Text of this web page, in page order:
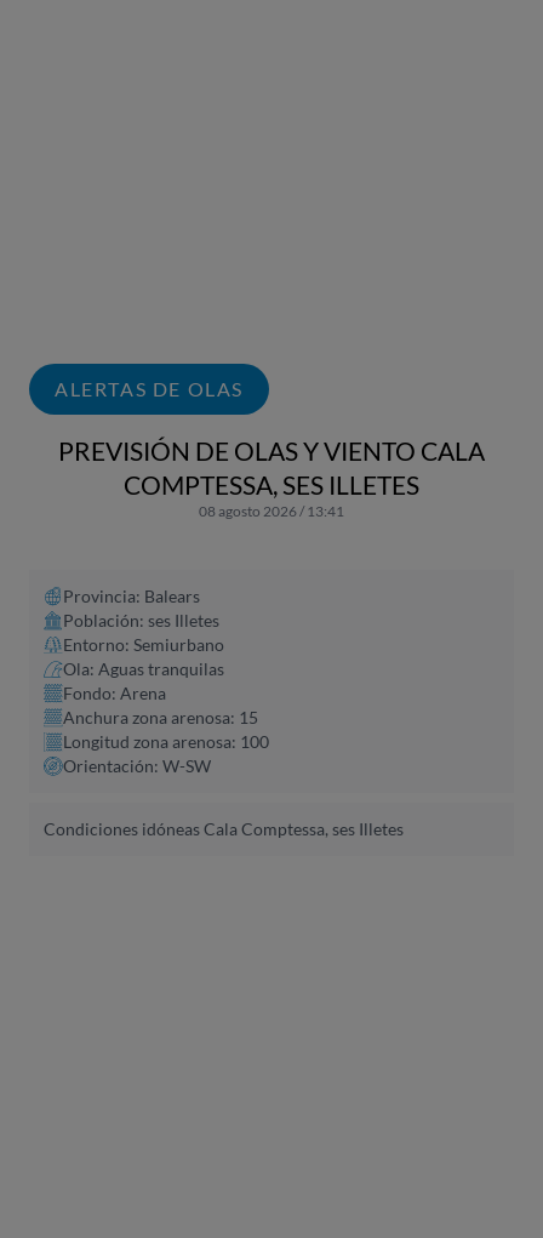
ALERTAS DE OLAS
PREVISIÓN DE OLAS Y VIENTO CALA
COMPTESSA, SES ILLETES
08 agosto 2026 / 13:41
Provincia: Balears
Población: ses Illetes
Entorno: Semiurbano
Ola: Aguas tranquilas
Fondo: Arena
Anchura zona arenosa: 15
Longitud zona arenosa: 100
Orientación: W-SW
Condiciones idóneas Cala Comptessa, ses Illetes